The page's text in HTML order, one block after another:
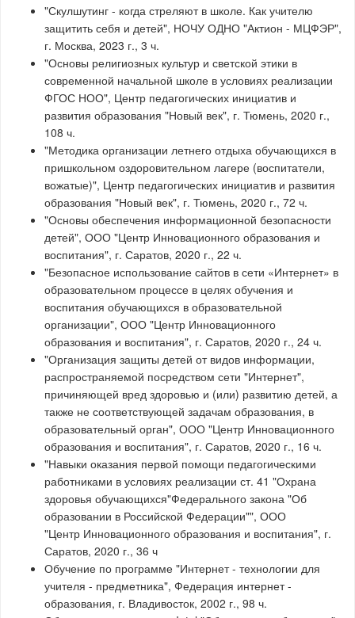
"Скулшутинг - когда стреляют в школе. Как учителю
защитить себя и детей", НОЧУ ОДНО "Актион - МЦФЭР",
г. Москва, 2023 г., 3 ч.
"Основы религиозных культур и светской этики в
современной начальной школе в условиях реализации
ФГОС НОО", Центр педагогических инициатив и
развития образования "Новый век", г. Тюмень, 2020 г.,
108 ч.
"Методика организации летнего отдыха обучающихся в
пришкольном оздоровительном лагере (воспитатели,
вожатые)", Центр педагогических инициатив и развития
образования "Новый век", г. Тюмень, 2020 г., 72 ч.
"Основы обеспечения информационной безопасности
детей", ООО "Центр Инновационного образования и
воспитания", г. Саратов, 2020 г., 22 ч.
"Безопасное использование сайтов в сети «Интернет» в
образовательном процессе в целях обучения и
воспитания обучающихся в образовательной
организации", ООО "Центр Инновационного
образования и воспитания", г. Саратов, 2020 г., 24 ч.
"Организация защиты детей от видов информации,
распространяемой посредством сети "Интернет",
причиняющей вред здоровью и (или) развитию детей, а
также не соответствующей задачам образования, в
образовательный орган", ООО "Центр Инновационного
образования и воспитания", г. Саратов, 2020 г., 16 ч.
"Навыки оказания первой помощи педагогическими
работниками в условиях реализации ст. 41 "Охрана
здоровья обучающихся"Федерального закона "Об
образовании в Российской Федерации"", ООО
"Центр Инновационного образования и воспитания", г.
Саратов, 2020 г., 36 ч
Обучение по программе "Интернет - технологии для
учителя - предметника", Федерация интернет -
образования, г. Владивосток, 2002 г., 98 ч.